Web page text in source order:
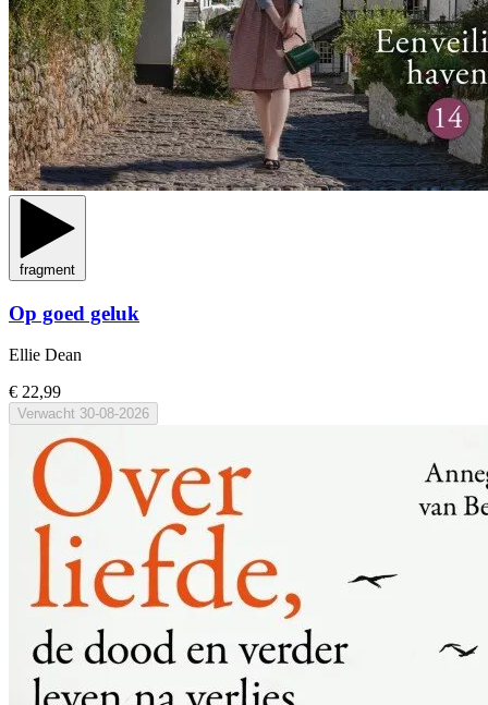
fragment
Op goed geluk
Ellie Dean
€ 22,99
Verwacht 30-08-2026